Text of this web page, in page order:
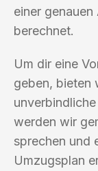
einer
berechnet.
Um dir eine
geben, bieten
werden wir
sprechen und
Umzugsplan